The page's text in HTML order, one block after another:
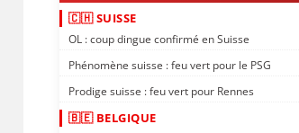
🇨🇭 SUISSE
OL : coup dingue confirmé en Suisse
Phénomène suisse : feu vert pour le PSG
Prodige suisse : feu vert pour Rennes
🇧🇪 BELGIQUE